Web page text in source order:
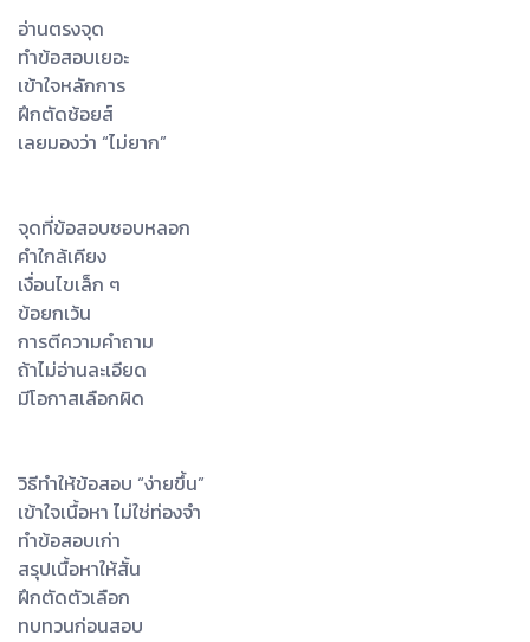
อ่านตรงจุด
ทำข้อสอบเยอะ
เข้าใจหลักการ
ฝึกตัดช้อยส์
เลยมองว่า “ไม่ยาก”
จุดที่ข้อสอบชอบหลอก
คำใกล้เคียง
เงื่อนไขเล็ก ๆ
ข้อยกเว้น
การตีความคำถาม
ถ้าไม่อ่านละเอียด
มีโอกาสเลือกผิด
วิธีทำให้ข้อสอบ “ง่ายขึ้น”
เข้าใจเนื้อหา ไม่ใช่ท่องจำ
ทำข้อสอบเก่า
สรุปเนื้อหาให้สั้น
ฝึกตัดตัวเลือก
ทบทวนก่อนสอบ